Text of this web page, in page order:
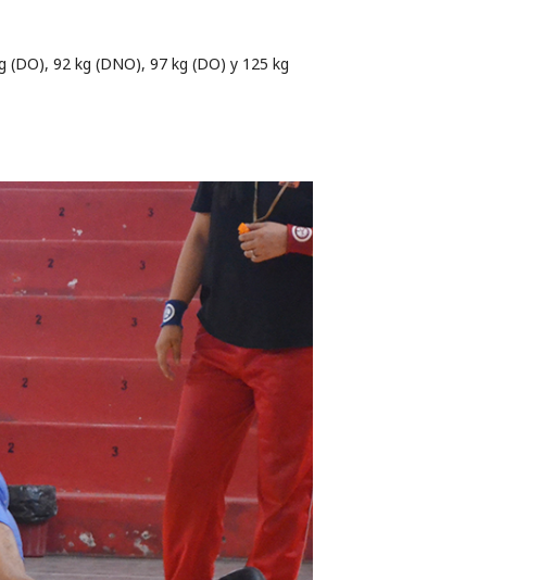
92 kg (DNO), 97 kg (DO) y 125 kg